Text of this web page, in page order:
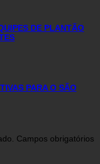
DE PLANTÃO
PARA O SÃO
Campos obrigatórios